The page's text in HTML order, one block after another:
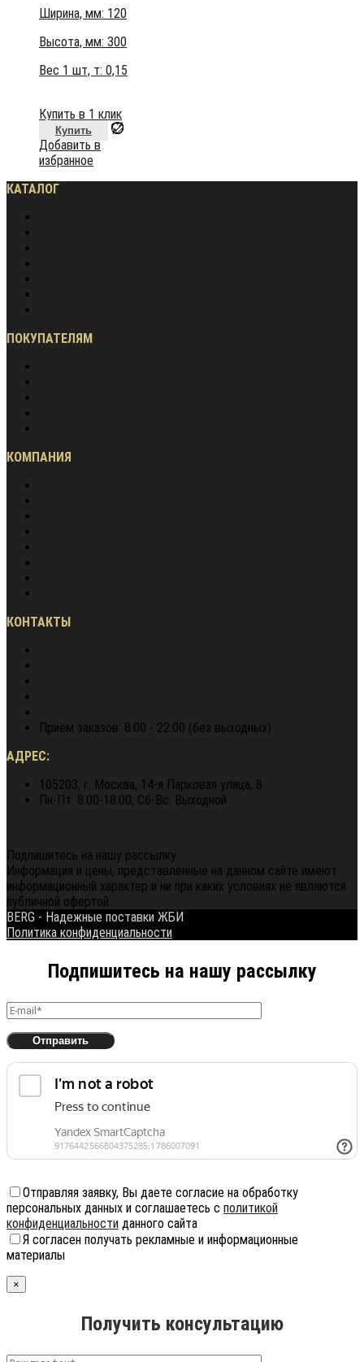
Ширина, мм: 120
Высота, мм: 300
Вес 1 шт, т: 0,15
Купить в 1 клик
Купить
Добавить в
избранное
КАТАЛОГ
ПОКУПАТЕЛЯМ
КОМПАНИЯ
КОНТАКТЫ
Приём заказов: 8.00 - 22.00 (без выходных)
АДРЕС:
105203, г. Москва, 14-я Парковая улица, 8
Пн-Пт: 8:00-18:00, Сб-Вс: Выходной
Подпишитесь на нашу рассылку
Информация и цены, представленные на данном сайте имеют
информационный характер и ни при каких условиях не являются
публичной офертой.
BERG - Надежные поставки ЖБИ
Политика конфиденциальности
Подпишитесь на нашу рассылку
Отправляя заявку, Вы даете согласие на обработку
персональных данных и соглашаетесь с политикой
конфиденциальности данного сайта
Я согласен получать рекламные и информационные
материалы
×
Получить консультацию